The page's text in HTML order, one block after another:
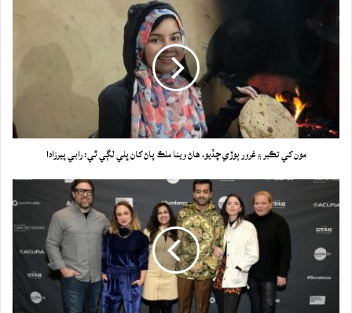
مون کي تڪبر ۽ غرور ٻوڙي ڇڏيو، هاڻ وينا ملڪ پاڻ کان ڀلي لڳي ٿي: رابي پيرزادا